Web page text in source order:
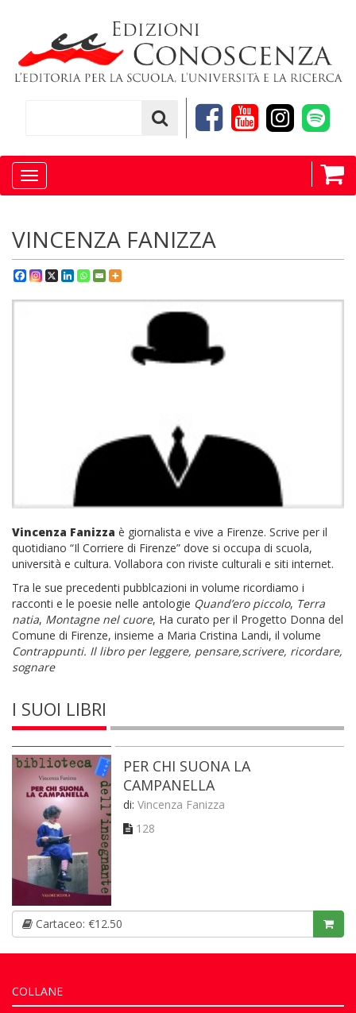
Toggle
navigation
VINCENZA FANIZZA
Vincenza Fanizza è giornalista e vive a Firenze. Scrive per il
quotidiano “Il Corriere di Firenze” dove si occupa di scuola,
università e cultura. Vollabora con riviste culturali e siti internet.
Tra le sue precedenti pubblcazioni in volume ricordiamo i
racconti e le poesie nelle antologie Quand’ero piccolo, Terra
natia, Montagne nel cuore, Ha curato per il Progetto Donna del
Comune di Firenze, insieme a Maria Cristina Landi, il volume
Contrappunti. Il libro per leggere, pensare,scrivere, ricordare,
sognare
I SUOI LIBRI
PER CHI SUONA LA
CAMPANELLA
di: Vincenza Fanizza
128
Cartaceo: €12.50
COLLANE